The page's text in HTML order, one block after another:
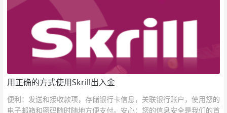
用正确的方式使用Skrill出入金
便利：发送和接收款项，存储银行卡信息，关联银行账户，使用您的
电子邮箱和密码随时随地方便支付。安心：您的信息安全是我们的首